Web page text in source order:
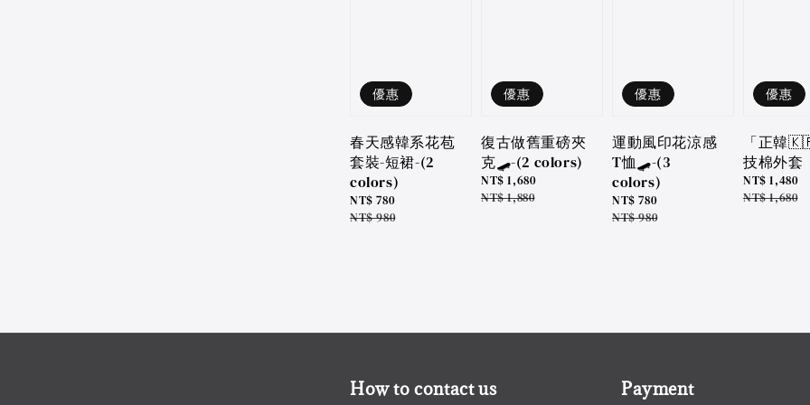
優惠
春天感韓系花苞
套裝-短裙-(2
colors)
Sale
price
NT$ 780
Regular
NT$ 980
優惠
復古做舊重磅夾
克🛹-(2 colors)
Sale
price
NT$ 1,680
Regular
NT$ 1,880
優惠
運動風印花涼感
T恤🛹-(3
colors)
Sale
price
NT$ 780
Regular
NT$ 980
優惠
「正韓
技棉外套
Sale
price
NT$ 1,480
Regular
NT$ 1,680
How to contact us Payment